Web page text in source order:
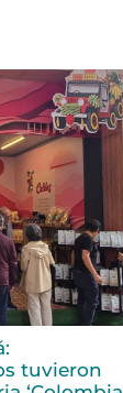
tuvieron